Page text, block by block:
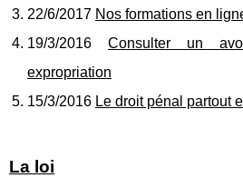
22/6/2017 Nos formations en
19/3/2016Consulter un
expropriation
15/3/2016 Le droit pénal partout
La loi